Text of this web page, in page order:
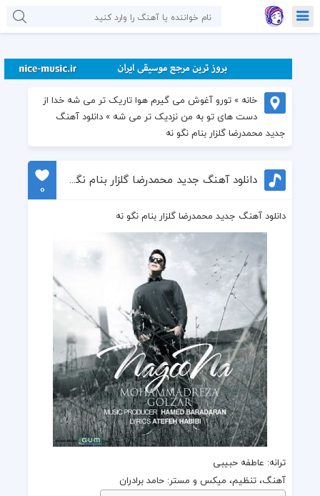
خانه »تورو آغوش می گیرم هوا تاریک تر می شه خدا از
دست های تو به من نزدیک تر می شه »دانلود آهنگ
جدید محمدرضا گلزار بنام نگو نه
دانلود آهنگ جدید محمدرضا گلزار بنام نگو نه
0
دانلود آهنگ جدید محمدرضا گلزار بنام نگو نه
ترانه: عاطفه حبیبی
آهنگ، تنظیم، میکس و مستر: حامد برادران